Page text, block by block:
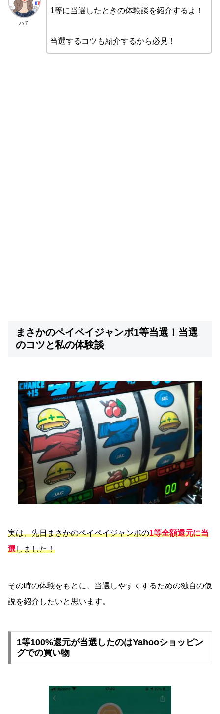
ハチ
1等に当選したときの体験談を紹介するよ！
当選するコツも紹介するから必見！
まさかのペイペイジャンボ1等当選！当選
のコツと私の体験談
実は、先日まさかのペイペイジャンボの1等全額還元に当
選しました！
その時の体験をもとに、当選しやすくするための独自の仮
説を紹介したいと思います。
1等100%還元が当選したのはYahooショッピン
グでの買い物